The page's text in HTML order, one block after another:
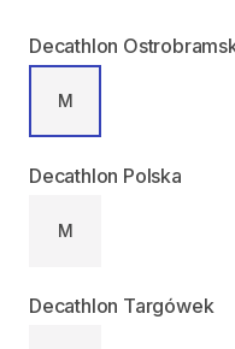
Decathlon
M
Decathlon Polska
M
Decathlon Targówek